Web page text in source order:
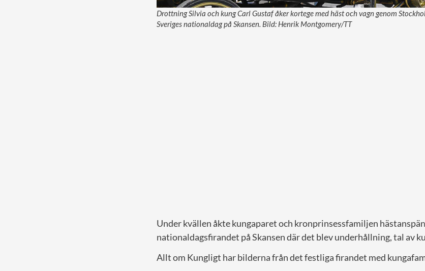
Drottning Silvia och kung Carl Gustaf åker kortege med häst och vagn genom
Sveriges nationaldag på Skansen. Bild: Henrik Montgomery/TT
Under kvällen åkte kungaparet och kronprinsessfamiljen
nationaldagsfirandet på Skansen där det blev underhållning, tal av
Allt om Kungligt har bilderna från det festliga firandet med